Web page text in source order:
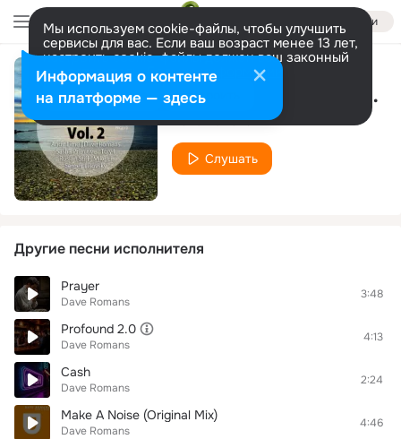
Войти
Мы используем cookie-файлы, чтобы улучшить
сервисы для вас. Если ваш возраст менее 13 лет,
настроить cookie-файлы должен ваш законный
представитель. Больше информации
Разрешить все Настроить Be Along (Original Mix)
Dave Romans
Слушать
Другие песни исполнителя
Prayer
Dave Romans
3:48
Profound 2.0
Dave Romans
4:13
Cash
Dave Romans
2:24
Make A Noise (Original Mix)
Dave Romans
4:46
Информация о контенте
на платформе — здесь